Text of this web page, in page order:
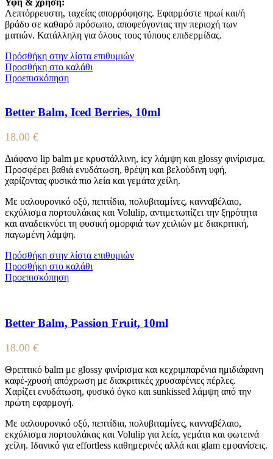
Λεπτόρρευστη, ταχείας απορρόφησης. Εφαρμόστε πρωί και/ή
βράδυ σε καθαρό πρόσωπο, αποφεύγοντας την περιοχή των
ματιών. Κατάλληλη για όλους τους τύπους επιδερμίδας.
Πρόσθήκη στην λίστα επιθυμιών
Προσθήκη στο καλάθι
Προεπισκόπηση
Better Balm, Iced Berries, 10ml
18.00 €
Διάφανο lip balm με κρυστάλλινη, icy λάμψη και glossy φινίρισμα.
Προσφέρει βαθιά ενυδάτωση, θρέψη και βελούδινη υφή,
χαρίζοντας φυσικά πιο λεία και γεμάτα χείλη.
Με υαλουρονικό οξύ, πεπτίδια, πολυβιταμίνες, κανναβέλαιο,
εκχύλισμα πορτουλάκας και Volulip, αντιμετωπίζει την ξηρότητα
και αναδεικνύει τη φυσική ομορφιά των χειλιών με διακριτική,
παγωμένη λάμψη.
Πρόσθήκη στην λίστα επιθυμιών
Προσθήκη στο καλάθι
Προεπισκόπηση
Better Balm, Passion Fruit, 10ml
18.00 €
Θρεπτικό balm με glossy φινίρισμα και κεχριμπαρένια ημιδιάφανη
καφέ-χρυσή απόχρωση με διακριτικές χρυσαφένιες πέρλες.
Χαρίζει ενυδάτωση, φυσικό όγκο και sunkissed λάμψη από την
πρώτη εφαρμογή.
Με υαλουρονικό οξύ, πεπτίδια, πολυβιταμίνες, κανναβέλαιο,
εκχύλισμα πορτουλάκας και Volulip για λεία, γεμάτα και φωτεινά
χείλη. Ιδανικό για effortless καθημερινές αλλά και glam εμφανίσεις.